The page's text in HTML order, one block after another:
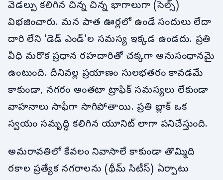
వెడల్పు కలిగిన చిన్న చిన్న భాగాలుగా (సెల్స్)
విభజించారు. మన పాత ఊర్లలో ఉండే సందులు లేదా
దారి లేని 'డెడ్ ఎండ్'ల సమస్య ఇక్కడ ఉండదు. ప్రతి
వీధి మరొక ప్రధాన రహదారితో చక్కగా అనుసంధానమై
ఉంటుంది. దీనివల్ల ప్రయాణం సులభతరం కావడమే
కాకుండా, నగరం అంతటా ట్రాఫిక్ సమస్యలు లేకుండా
వాహనాలు సాఫీగా సాగిపోతాయి. ప్రతి బ్లాక్ ఒక
స్వయం సమృద్ధి కలిగిన యూనిట్ లాగా పనిచేస్తుంది.
అమరావతిలో కేవలం నివాసాలే కాకుండా తొమ్మిది
రకాల ప్రత్యేక నగరాలను (థీమ్ సిటీస్) ఏర్పాటు